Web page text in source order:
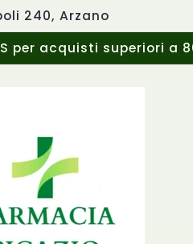
240, Arzano
per acquisti superiori a